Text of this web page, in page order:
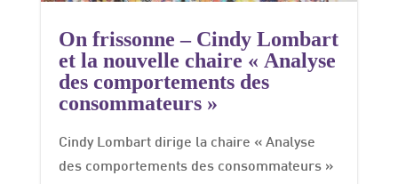
On frissonne – Cindy Lombart
et la nouvelle chaire « Analyse
des comportements des
consommateurs »
Cindy Lombart dirige la chaire « Analyse
des comportements des consommateurs »